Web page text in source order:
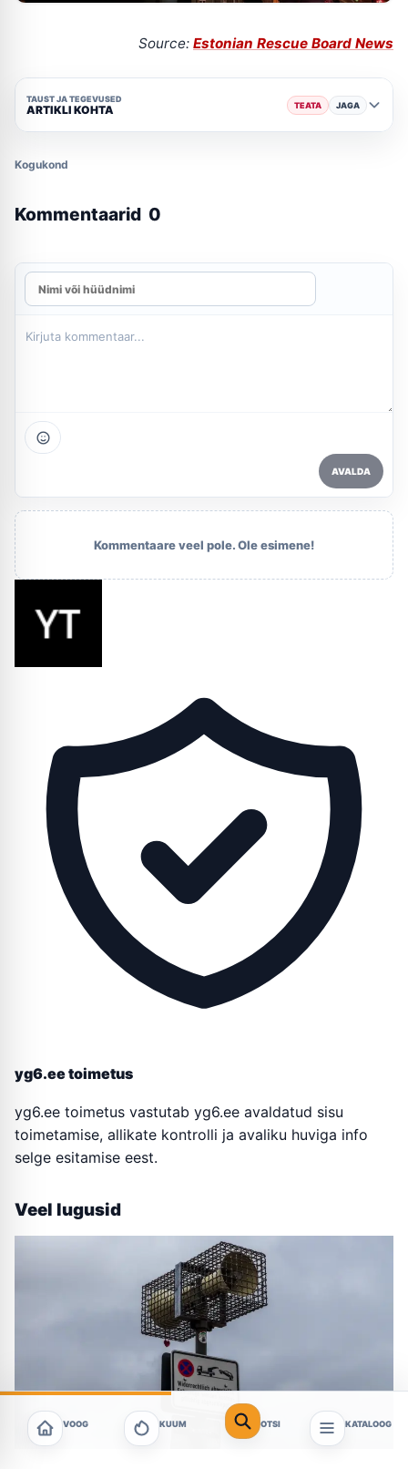
Source: Estonian Rescue Board News
TAUST JA TEGEVUSED
ARTIKLI KOHTA TEATA JAGA
Kogukond
Kommentaarid 0
AVALDA
Kommentaare veel pole. Ole esimene!
yg6.ee toimetus
yg6.ee toimetus vastutab yg6.ee avaldatud sisu
toimetamise, allikate kontrolli ja avaliku huviga info
selge esitamise eest.
Veel lugusid
VOOG KUUM OTSI KATALOOG